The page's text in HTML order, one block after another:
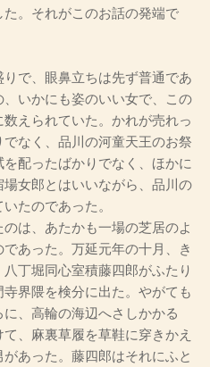
。それがこのお話の発端で
で、眼鼻立ちは先ず普通であ
いかにも姿のいい女で、この
えられていた。かれが売れっ
なく、品川の河童天王のお祭
配ったばかりでなく、ほかに
女郎とはいいながら、品川の
たのであった。
は、あたかも一場の芝居のよ
あった。万延元年の十月、き
丁堀同心室積藤四郎がふたり
界隈を検分に出た。やがても
、高輪の海辺へさしかかる
、麻裏草履を草鞋に穿きかえ
あった。藤四郎はそれにふと